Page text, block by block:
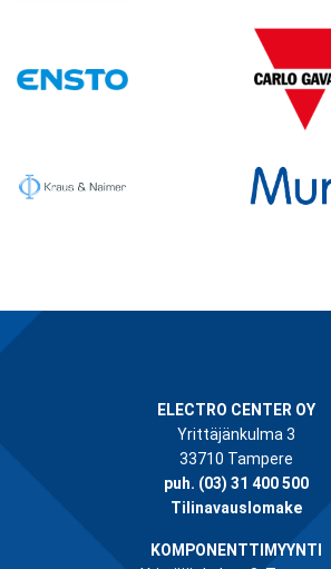
ELECTRO CENTER OY
Yrittäjänkulma 3
33710 Tampere
puh. (03) 31 400 500
Tilinavauslomake
KOMPONENTTIMYYNTI